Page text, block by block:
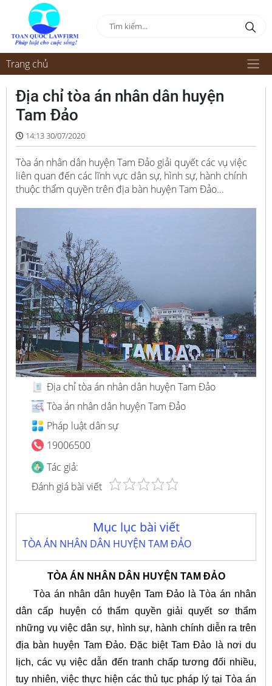
Trang chủ
Địa chỉ tòa án nhân dân huyện
Tam Đảo
14:13 30/07/2020
Tòa án nhân dân huyện Tam Đảo giải quyết các vụ việc
liên quan đến các lĩnh vực dân sự, hình sự, hành chính
thuộc thẩm quyền trên địa bàn huyện Tam Đảo...
Địa chỉ tòa án nhân dân huyện Tam Đảo
Tòa án nhân dân huyện Tam Đảo
Pháp luật dân sự
19006500
Tác giả:
Đánh giá bài viết
Mục lục bài viết
TÒA ÁN NHÂN DÂN HUYỆN TAM ĐẢO
TÒA ÁN NHÂN DÂN HUYỆN TAM ĐẢO
Tòa án nhân dân huyện Tam Đảo là Tòa án nhân
dân cấp huyện có thẩm quyền giải quyết sơ thẩm
những vụ việc dân sự, hình sự, hành chính diễn ra trên
địa bàn huyện Tam Đảo. Đặc biệt Tam Đảo là nơi du
lịch, các vụ việc dẫn đến tranh chấp tương đối nhiều,
tuy nhiên, việc thực hiện các thủ tục pháp lý tại Tòa án